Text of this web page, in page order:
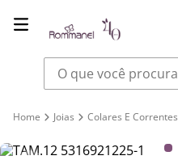
O que você procura?
Joias Colares E Correntes